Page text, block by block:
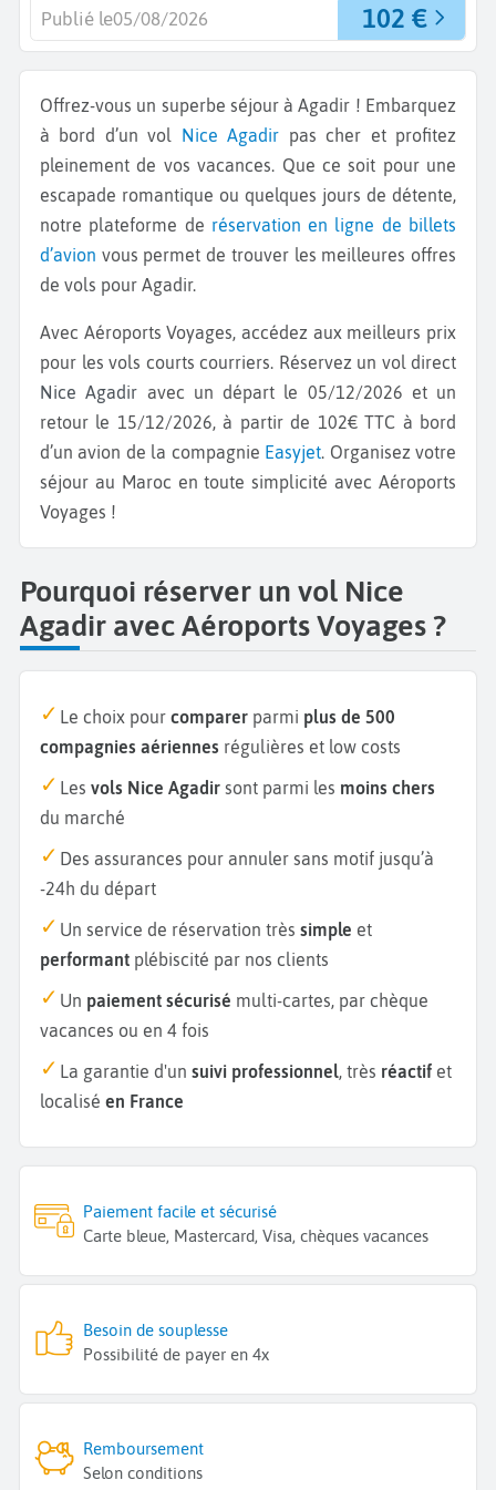
102 €
Publié le05/08/2026
Offrez-vous un superbe séjour à Agadir ! Embarquez
à bord d’un vol Nice Agadir pas cher et profitez
pleinement de vos vacances. Que ce soit pour une
escapade romantique ou quelques jours de détente,
notre plateforme de réservation en ligne de billets
d’avion vous permet de trouver les meilleures offres
de vols pour Agadir.
Avec Aéroports Voyages, accédez aux meilleurs prix
pour les vols courts courriers. Réservez un vol direct
Nice Agadir avec un départ le 05/12/2026 et un
retour le 15/12/2026, à partir de 102€ TTC à bord
d’un avion de la compagnie Easyjet. Organisez votre
séjour au Maroc en toute simplicité avec Aéroports
Voyages !
Pourquoi réserver un vol Nice
Agadir avec Aéroports Voyages ?
Le choix pour comparer parmi plus de 500
compagnies aériennes régulières et low costs
Les vols Nice Agadir sont parmi les moins chers
du marché
Des assurances pour annuler sans motif jusqu’à
-24h du départ
Un service de réservation très simple et
performant plébiscité par nos clients
Un paiement sécurisé multi-cartes, par chèque
vacances ou en 4 fois
La garantie d'un suivi professionnel, très réactif et
localisé en France
Paiement facile et sécurisé
Carte bleue, Mastercard, Visa, chèques vacances
Besoin de souplesse
Possibilité de payer en 4x
Remboursement
Selon conditions